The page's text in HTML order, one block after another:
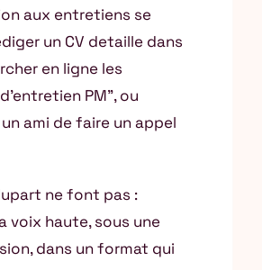
aux entretiens se
un CV detaille dans
en ligne les
PM”, ou
ami de faire un appel
ne font pas :
voix haute, sous une
dans un format qui